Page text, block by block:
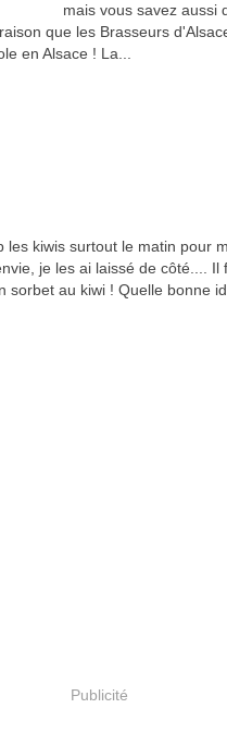
mais vous savez aussi
que les Brasseurs
en Alsace ! La...
les kiwis surtout le matin pour
je les ai laissé de côté....
sorbet au kiwi ! Quelle bonne
Publicité